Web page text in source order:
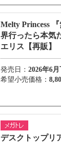
Melty Princess
界行ったら本気
エリス【再販】
発売日： 2026年6
希望小売価格：
デスクトップリ